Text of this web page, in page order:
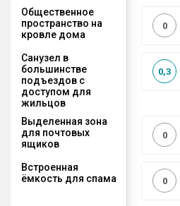
Общественное
пространство на
кровле дома
0
Санузел в
большинстве
подъездов с
доступом для
жильцов
0,3
Выделенная зона
для почтовых
ящиков
0
Встроенная
ёмкость для спама
0